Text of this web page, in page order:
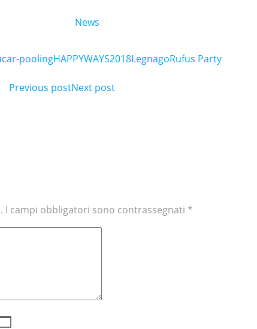
News
car-poolingHAPPYWAYS2018LegnagoRufus Party
Post
Previous postPost
Next post
I campi obbligatori sono contrassegnati *